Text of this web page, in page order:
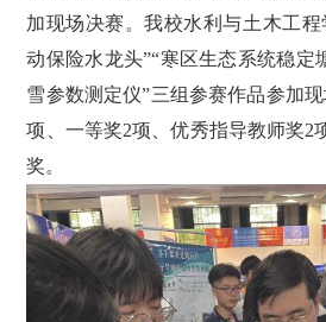
加现场决赛。我校水利与土木工
动保险水龙头”“寒区生态系统稳定
雪参数测定仪”三组参赛作品参加
项、一等奖2项、优秀指导教师奖2
奖。